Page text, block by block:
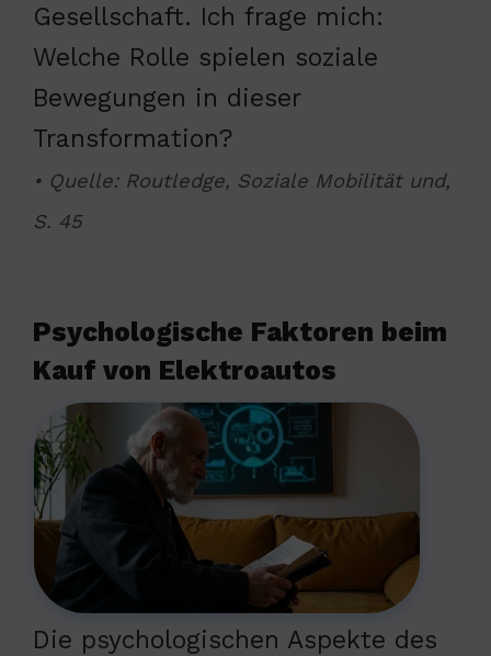
Gesellschaft. Ich frage mich:
Welche Rolle spielen soziale
Bewegungen in dieser
Transformation?
• Quelle: Routledge, Soziale Mobilität und,
S. 45
Psychologische Faktoren beim
Kauf von Elektroautos
Die psychologischen Aspekte des